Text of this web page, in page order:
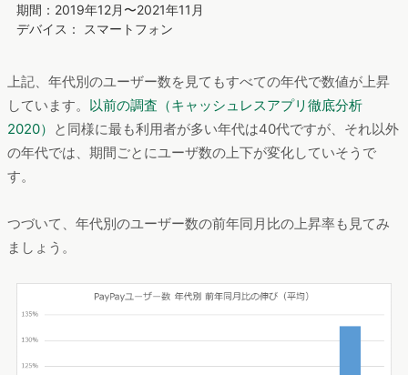
期間：2019年12月〜2021年11月
デバイス： スマートフォン
上記、年代別のユーザー数を見てもすべての年代で数値が上昇
しています。 以前の調査（キャッシュレスアプリ徹底分析
2020） と同様に最も利用者が多い年代は40代ですが、それ以外
の年代では、期間ごとにユーザ数の上下が変化していそうで
す。
つづいて、年代別のユーザー数の前年同月比の上昇率も見てみ
ましょう。